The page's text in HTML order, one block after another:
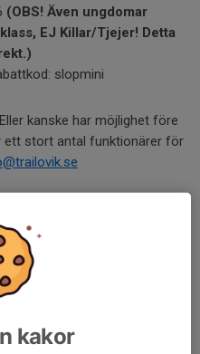
(OBS! Även ungdomar
EJ Killar/Tjejer! Detta
slopmini
Eller kanske har möjlighet före
ett stort antal funktionärer för
som det senaste åren.
kakor